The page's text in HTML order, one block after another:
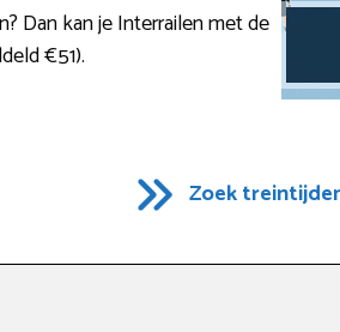
Dan kan je Interrailen met de
€51).
Zoek